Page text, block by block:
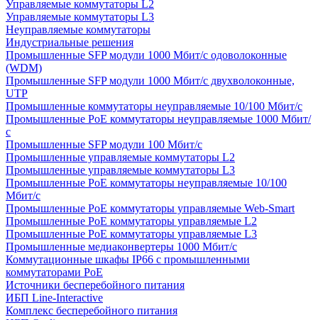
Управляемые коммутаторы L2
Управляемые коммутаторы L3
Неуправляемые коммутаторы
Индустриальные решения
Промышленные SFP модули 1000 Мбит/c одоволоконные
(WDM)
Промышленные SFP модули 1000 Мбит/c двухволоконные,
UTP
Промышленные коммутаторы неуправляемые 10/100 Мбит/с
Промышленные PoE коммутаторы неуправляемые 1000 Мбит/
с
Промышленные SFP модули 100 Мбит/c
Промышленные управляемые коммутаторы L2
Промышленные управляемые коммутаторы L3
Промышленные PoE коммутаторы неуправляемые 10/100
Мбит/с
Промышленные PoE коммутаторы управляемые Web-Smart
Промышленные PoE коммутаторы управляемые L2
Промышленные PoE коммутаторы управляемые L3
Промышленные медиаконвертеры 1000 Мбит/с
Коммутационные шкафы IP66 c промышленными
коммутаторами PoE
Источники бесперебойного питания
ИБП Line-Interactive
Комплекс бесперебойного питания